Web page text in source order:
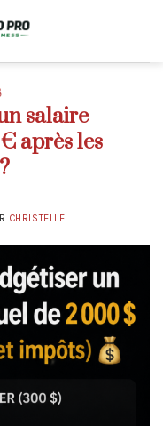
salaire
après les
CHRISTELLE